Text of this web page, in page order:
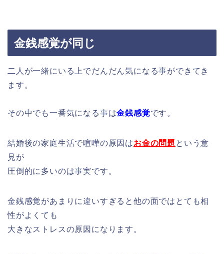
金銭感覚が同じ
二人が一緒にいる上でだんだん気になる事ができてき
ます。
その中でも一番気になる事は金銭感覚です。
結婚後の家庭生活で喧嘩の原因はお金の問題 という意
見が
圧倒的に多いのは事実です。
金銭感覚があまりに違いすぎる と他の面ではとても相
性がよくても
大きなストレスの原因になります。